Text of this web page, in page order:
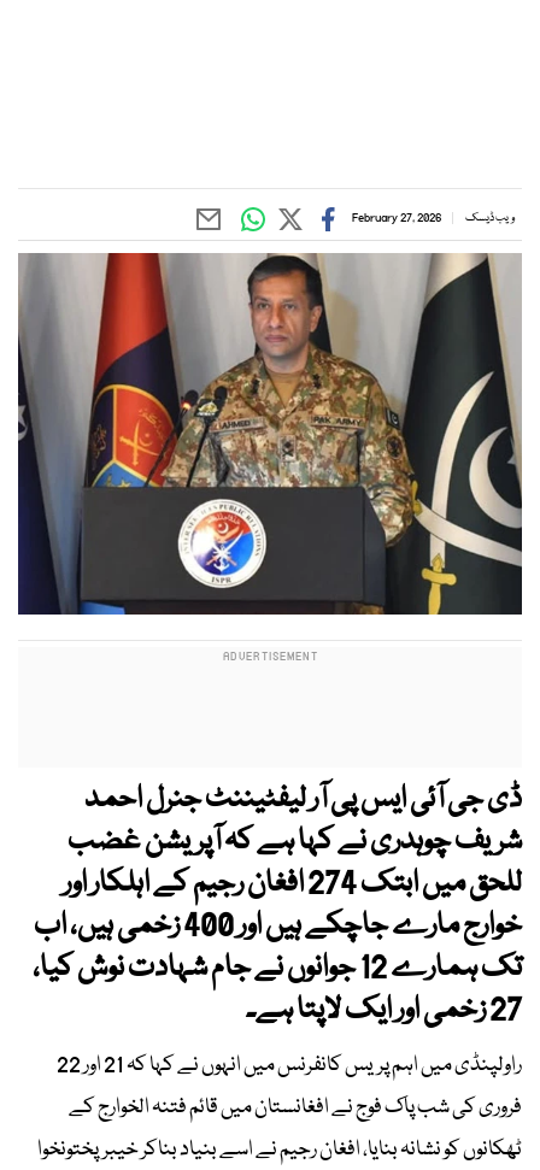
ویب ڈیسک February 27, 2026
ڈی جی آئی ایس پی آر لیفٹیننٹ جنرل احمد
شریف چوہدری نے کہا ہے کہ آپریشن غضب
للحق میں ابتک 274 افغان رجیم کے اہلکار اور
خوارج مارے جاچکے ہیں اور 400 زخمی ہیں،
اب
تک ہمارے 12 جوانوں نے جام شہادت نوش کیا،
27 زخمی اور ایک لاپتا ہے۔
راولپنڈی میں اہم پریس کانفرنس میں انہوں نے کہا کہ 21 اور 22
فروری کی شب پاک فوج نے افغانستان میں قائم فتنہ الخوارج کے
ٹھکانوں کو نشانہ بنایا، افغان رجیم نے اسے بنیاد بناکر خیبرپختونخوا